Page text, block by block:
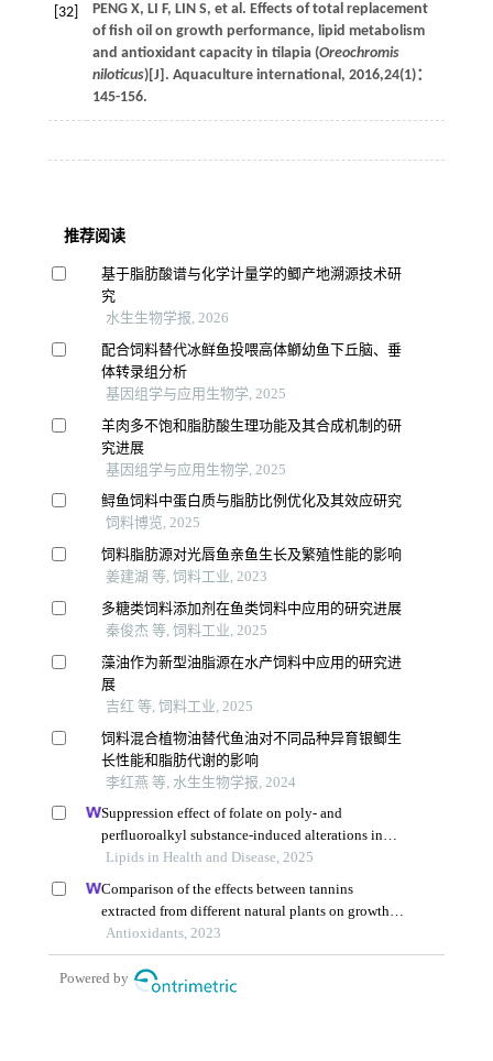
[32] PENG X, LI F, LIN S, et al. Effects of total replacement
of fish oil on growth performance, lipid metabolism
and antioxidant capacity in tilapia (Oreochromis
niloticus)[J]. Aquaculture international, 2016,24(1)：
145-156.